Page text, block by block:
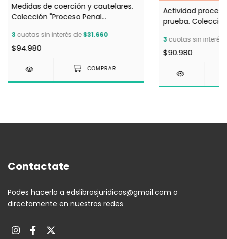
Medidas de coerción y cautelares.
Colección "Proceso Penal
Santiago y González, Leonel
(Dirección)
3 cuotas sin interés de$31.660
$94.980
Actividad
prueba.
Santiago y
(Dirección)
3 cuotas sin interés
$90.980
Contactate
Podes hacerlo a edslibrosjuridicos@gmail.com o
directamente en nuestras redes